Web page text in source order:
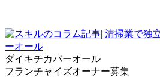
ダイキチカバーオール
フランチャイズオーナー募集